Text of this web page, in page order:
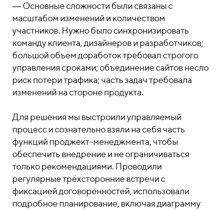
― Основные сложности были связаны с
масштабом изменений и количеством
участников. Нужно было синхронизировать
команду клиента, дизайнеров и разработчиков;
большой объём доработок требовал строгого
управления сроками; объединение сайтов несло
риск потери трафика; часть задач требовала
изменений на стороне продукта.
Для решения мы выстроили управляемый
процесс и сознательно взяли на себя часть
функций проджект-менеджмента, чтобы
обеспечить внедрение и не ограничиваться
только рекомендациями. Проводили
регулярные трёхсторонние встречи с
фиксацией договорённостей, использовали
подробное планирование, включая диаграмму